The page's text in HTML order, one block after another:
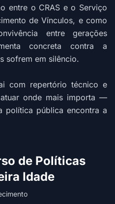
entre o CRAS e o Serviço
de Vínculos, e como
entre gerações
concreta contra a
sofrem em silêncio.
com repertório técnico e
onde mais importa —
política pública encontra a
de Políticas
Idade